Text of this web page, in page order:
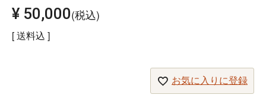
¥ 50,000 税込
送料込
お気に入りに登録